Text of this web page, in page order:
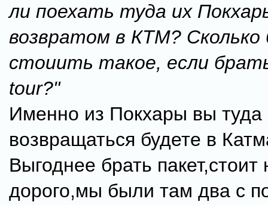
ли поехать туда их
возвратом в КТМ? Сколько
стоиить такое, если
tour?"
Именно из Покхары вы туда
возвращаться будете в
Выгоднее брать пакет,стоит
дорого,мы были там два с